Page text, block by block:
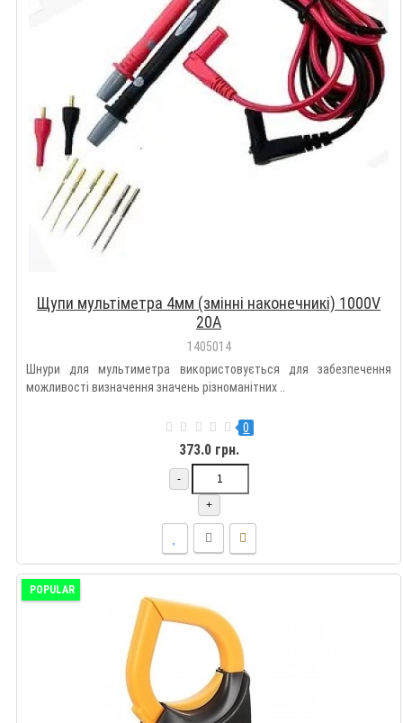
Щупи мультіметра 4мм (змінні наконечникі) 1000V
20A
1405014
Шнури для мультиметра використовується для забезпечення
можливості визначення значень різноманітних ..
0
373.0 грн.
-
+
POPULAR